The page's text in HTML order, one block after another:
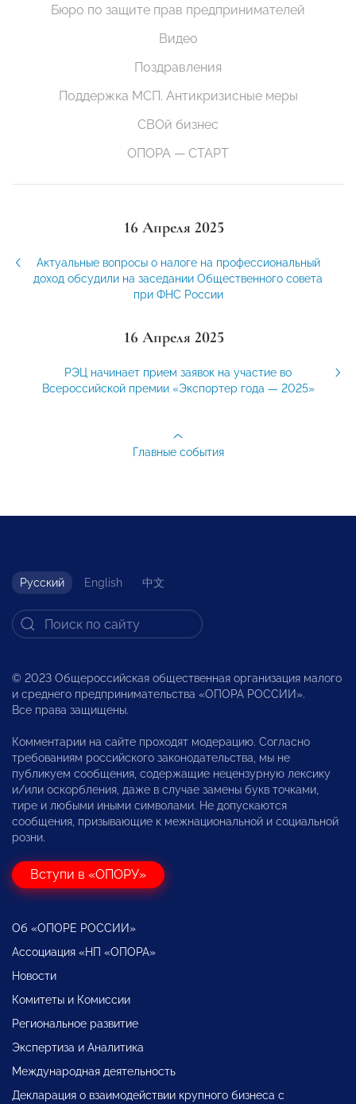
Бюро по защите прав предпринимателей
Видео
Поздравления
Поддержка МСП. Антикризисные меры
СВОй бизнес
ОПОРА — СТАРТ
16 Апреля 2025
Актуальные вопросы о налоге на профессиональный
доход обсудили на заседании Общественного совета
при ФНС России
16 Апреля 2025
РЭЦ начинает прием заявок на участие во
Всероссийской премии «Экспортер года — 2025»
Главные события
Русский English 中文
© 2023 Общероссийская общественная организация малого
и среднего предпринимательства «ОПОРА РОССИИ».
Все права защищены.
Комментарии на сайте проходят модерацию. Согласно
требованиям российского законодательства, мы не
публикуем сообщения, содержащие нецензурную лексику
и/или оскорбления, даже в случае замены букв точками,
тире и любыми иными символами. Не допускаются
сообщения, призывающие к межнациональной и социальной
розни.
Вступи в «ОПОРУ»
Об «ОПОРЕ РОССИИ»
Ассоциация «НП «ОПОРА»
Новости
Комитеты и Комиссии
Региональное развитие
Экспертиза и Аналитика
Международная деятельность
Декларация о взаимодействии крупного бизнеса с